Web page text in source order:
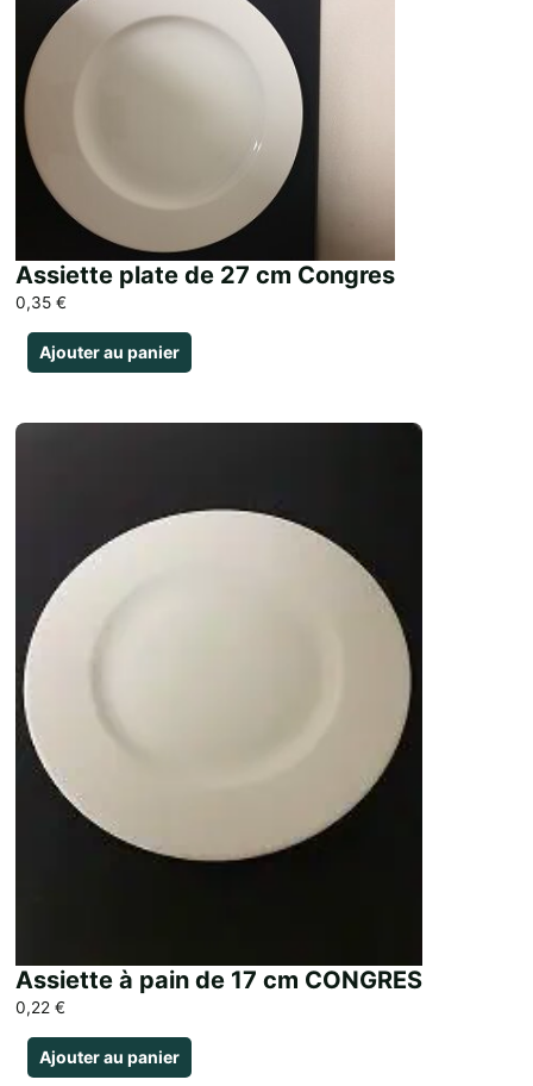
Assiette plate de 27 cm Congres
0,35 €
Ajouter au panier
Assiette à pain de 17 cm CONGRES
0,22 €
Ajouter au panier